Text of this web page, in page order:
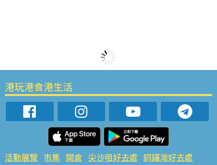
港玩港食港生活
活動展覽 市集 開倉 尖沙咀好去處 銅鑼灣好去處